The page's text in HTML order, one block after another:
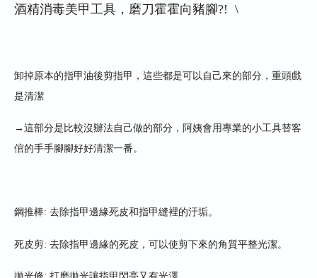
酒精消毒美甲工具 ，磨刀霍霍向豬腳?! \
卸掉原本的指甲油後剪指甲，這些都是可以自己來的部分，重頭戲
是清潔
→這部分是比較沒辦法自己做的部分，阿姨會用專業的小工具替客
倌的手手腳腳好好清潔一番。
鋼推棒: 去除指甲邊緣死皮和指甲縫裡的汙垢。
死皮剪: 去除指甲邊緣的死皮，可以使剪下來的角質平整光潔。